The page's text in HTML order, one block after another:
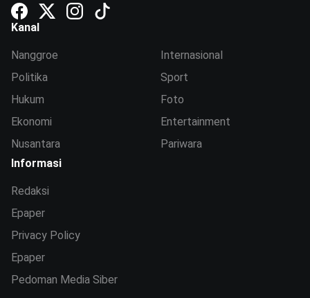
Kanal
Nanggroe
Politika
Hukum
Ekonomi
Nusantara
Internasional
Sport
Foto
Entertainment
Pariwara
Informasi
Redaksi
Epaper
Privacy Policy
Epaper
Pedoman Media Siber